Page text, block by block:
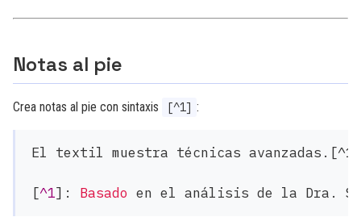
Notas al pie
Crea notas al pie con sintaxis [^1] :
El textil muestra técnicas avanzadas.[^1]
[^1]: Basado